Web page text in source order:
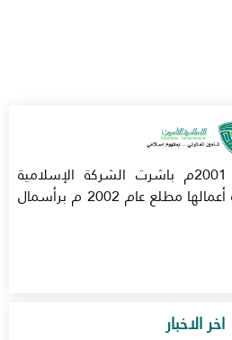
بعد تأسيسها في عام 2001م باشرت الشركة الإسلامية
للتأمين (ش.م.ي) ممارسة أعمالها مطلع عام 2002 م برأسمال
اخر الاخبار